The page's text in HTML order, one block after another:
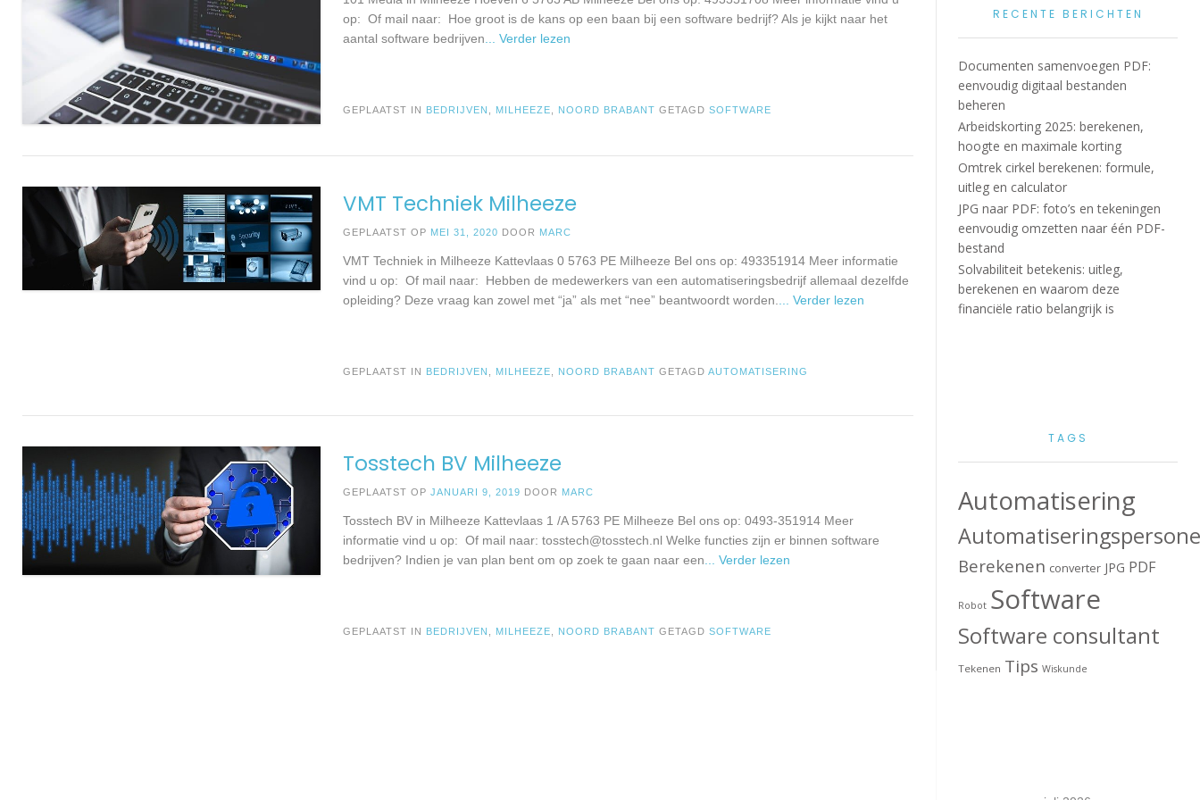
op: Of mail naar: Hoe groot is de kans op een baan bij een software bedrijf? Als je kijkt naar het
aantal software bedrijven ... Verder lezen
GEPLAATST IN BEDRIJVEN MILHEEZE NOORD BRABANT GETAGDSOFTWARE
VMT Techniek Milheeze
GEPLAATST OP MEI 31, 2020 DOOR MARC
VMT Techniek in Milheeze Kattevlaas 0 5763 PE Milheeze Bel ons op: 493351914 Meer informatie
vind u op: Of mail naar: Hebben de medewerkers van een automatiseringsbedrijf allemaal dezelfde
opleiding? Deze vraag kan zowel met “ja” als met “nee” beantwoordt worden.
... Verder lezen
GEPLAATST IN BEDRIJVEN MILHEEZE NOORD BRABANT GETAGDAUTOMATISERING
Tosstech BV Milheeze
GEPLAATST OPJANUARI 9, 2019 DOOR MARC
Tosstech BV in Milheeze Kattevlaas 1 /A 5763 PE Milheeze Bel ons op: 0493-351914 Meer
informatie vind u op: Of mail naar:tosstech@tosstech.nl Welke functies zijn er binnen software
bedrijven? Indien je van plan bent om op zoek te gaan naar een ... Verder lezen
GEPLAATST IN BEDRIJVEN MILHEEZE NOORD BRABANT GETAGDSOFTWARE
RECENTE BERICHTEN
Documenten samenvoegen PDF:
eenvoudig digitaal bestanden
beheren
Arbeidskorting 2025: berekenen,
hoogte en maximale korting
Omtrek cirkel berekenen: formule,
uitleg en calculator
JPG naar PDF: foto’s en tekeningen
eenvoudig omzetten naar één PDF-
bestand
Solvabiliteit betekenis: uitleg,
berekenen en waarom deze
financiële ratio belangrijk is
TAGS
Automatisering
Berekenen converter JPG PDF
Robot Software
Software consultant
Tekenen Tips Wiskunde